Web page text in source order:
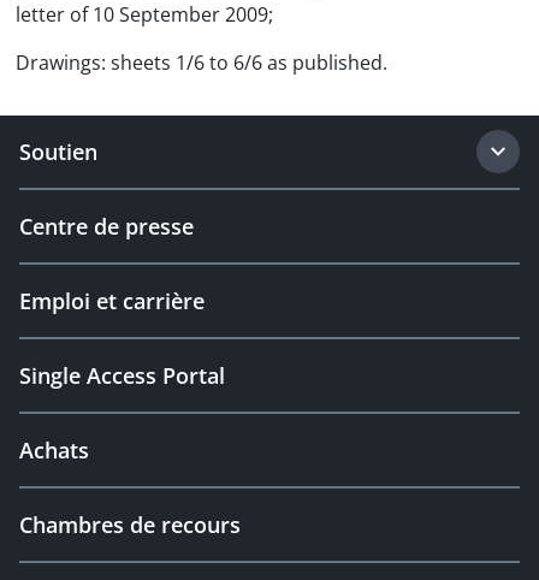
letter of 10 September 2009;
Drawings: sheets 1/6 to 6/6 as published.
Soutien
Centre de presse
Emploi et carrière
Single Access Portal
Achats
Chambres de recours